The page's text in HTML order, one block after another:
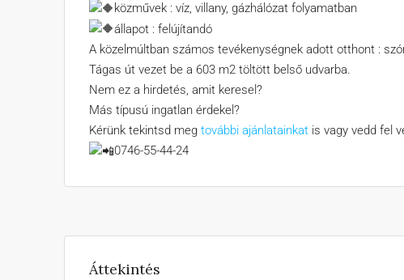
közművek : víz, villany, gázhálózat folyamatban
állapot : felújítandó
A közelmúltban számos tevékenységnek adott otthont :
Tágas út vezet be a 603 m2 töltött belső udvarba.
Nem ez a hirdetés, amit keresel?
Más típusú ingatlan érdekel?
Kérünk tekintsd meg további ajánlatainkat is vagy vedd fel
0746-55-44-24
Áttekintés